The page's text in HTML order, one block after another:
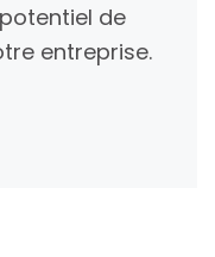
de
entreprise.